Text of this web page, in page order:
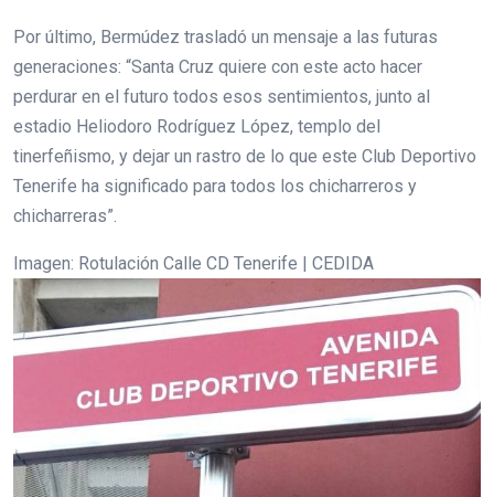
Por último, Bermúdez trasladó un mensaje a las futuras
generaciones: “Santa Cruz quiere con este acto hacer
perdurar en el futuro todos esos sentimientos, junto al
estadio Heliodoro Rodríguez López, templo del
tinerfeñismo, y dejar un rastro de lo que este Club Deportivo
Tenerife ha significado para todos los chicharreros y
chicharreras”.
Imagen: Rotulación Calle CD Tenerife | CEDIDA